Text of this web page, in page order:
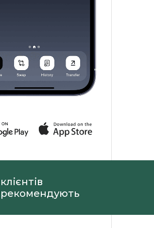
клієнтів
рекомендують